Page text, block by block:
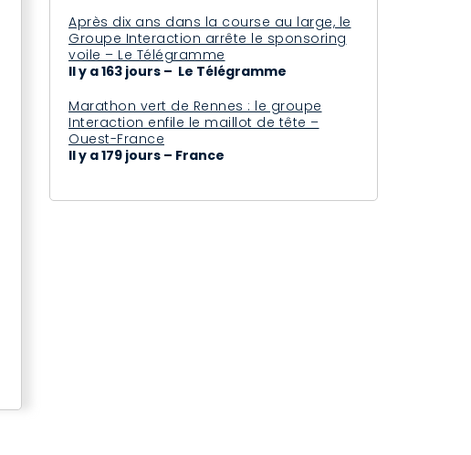
Après dix ans dans la course au large, le
Groupe Interaction arrête le sponsoring
voile – Le Télégramme
Il y a 163 jours – Le Télégramme
Marathon vert de Rennes : le groupe
Interaction enfile le maillot de tête –
Ouest-France
Il y a 179 jours – France